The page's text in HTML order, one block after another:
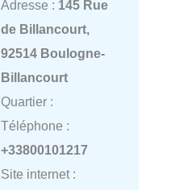
Adresse : 145 Rue
de Billancourt,
92514 Boulogne-
Billancourt
Quartier :
Téléphone :
+33800101217
Site internet :